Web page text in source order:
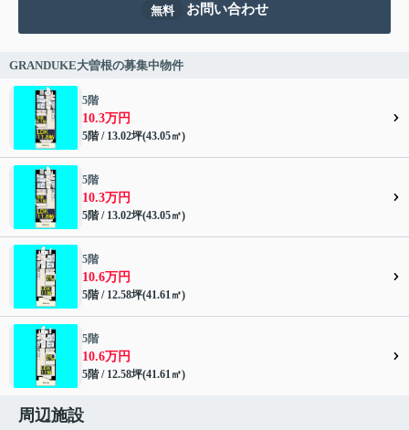
無料 お問い合わせ
GRANDUKE大曽根の募集中物件
5階
10.3万円
5階 / 13.02坪(43.05㎡)
5階
10.3万円
5階 / 13.02坪(43.05㎡)
5階
10.6万円
5階 / 12.58坪(41.61㎡)
5階
10.6万円
5階 / 12.58坪(41.61㎡)
周辺施設